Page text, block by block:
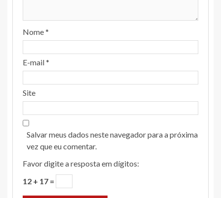
Nome*
E-mail*
Site
Salvar meus dados neste navegador para a próxima
vez que eu comentar.
Favor digite a resposta em dígitos:
12 + 17 =